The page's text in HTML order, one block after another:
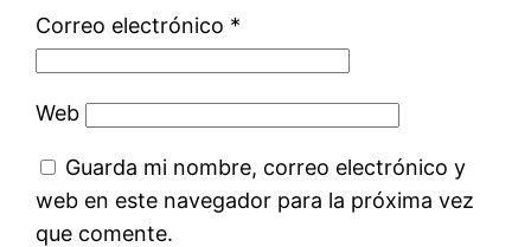
Correo electrónico *
Web
Guarda mi nombre, correo electrónico y
web en este navegador para la próxima vez
que comente.